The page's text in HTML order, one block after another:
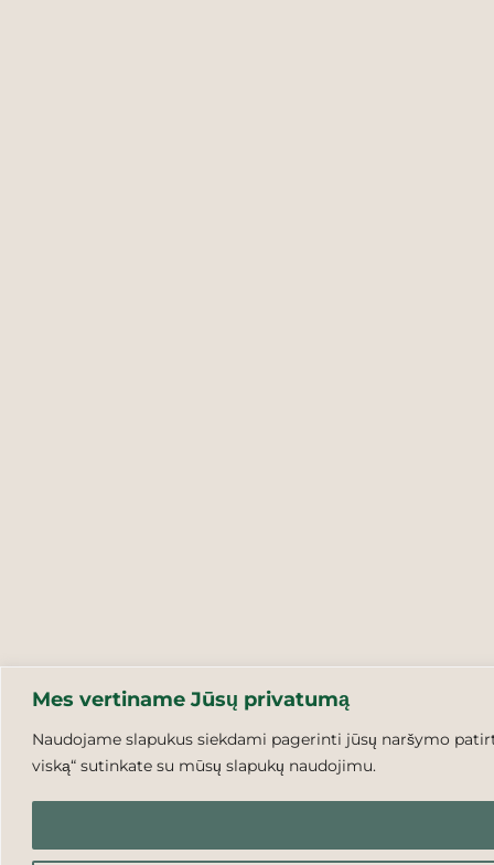
Mes vertiname Jūsų privatumą
Naudojame slapukus siekdami pagerinti jūsų naršymo
viską“ sutinkate su mūsų slapukų naudojimu.